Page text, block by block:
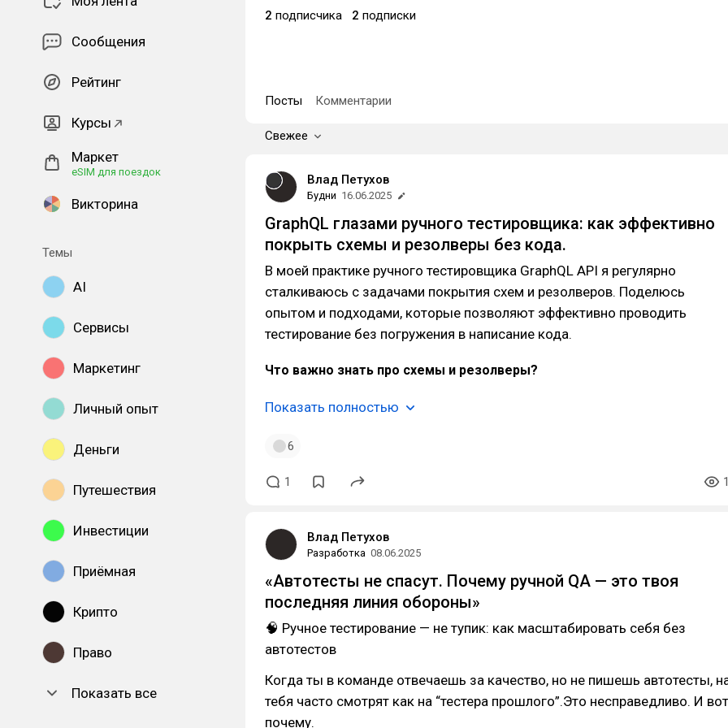
Сообщения
Рейтинг
Курсы
Маркет
eSIM для поездок
Викторина
Темы
AI
Сервисы
Маркетинг
Личный опыт
Деньги
Путешествия
Инвестиции
Приёмная
Крипто
Право
Показать все
2 подписчика 2 подписки
Посты Комментарии
Свежее
Влад Петухов
Будни 16.06.2025
GraphQL глазами ручного тестировщика: как эффективно
покрыть схемы и резолверы без кода.
В моей практике ручного тестировщика GraphQL API я регулярно
сталкиваюсь с задачами покрытия схем и резолверов. Поделюсь
опытом и подходами, которые позволяют эффективно проводить
тестирование без погружения в написание кода.
Что важно знать про схемы и резолверы?
Показать полностью
6
1
Влад Петухов
Разработка 08.06.2025
«Автотесты не спасут. Почему ручной QA — это твоя
последняя линия обороны»
🧠 Ручное тестирование — не тупик: как масштабировать себя без
автотестов
Когда ты в команде отвечаешь за качество, но не пишешь автотесты,
тебя часто смотрят как на “тестера прошлого”.Это несправедливо. И вот
почему.